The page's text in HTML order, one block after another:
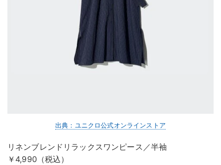
出典：ユニクロ公式オンラインストア
リネンブレンドリラックスワンピース／半袖
￥4,990（税込）